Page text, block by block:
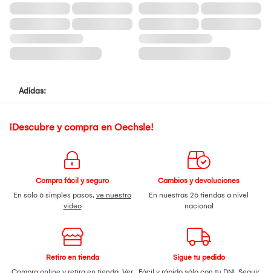
Adidas:
¡Descubre y compra en Oechsle!
Compra fácil y seguro
En solo 6 simples pasos, ve nuestro
video
Cambios y devoluciones
En nuestras 26 tiendas a nivel
nacional
Retiro en tienda
Sigue tu pedido